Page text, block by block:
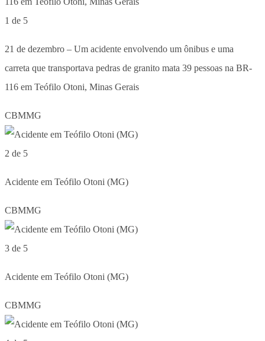
1 de 5
21 de dezembro – Um acidente envolvendo um ônibus e uma
carreta que transportava pedras de granito mata 39 pessoas na BR-
116 em Teófilo Otoni, Minas Gerais
CBMMG
2 de 5
Acidente em Teófilo Otoni (MG)
CBMMG
3 de 5
Acidente em Teófilo Otoni (MG)
CBMMG